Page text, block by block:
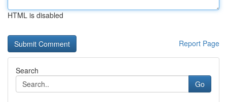
HTML is disabled
Report Page
Search
Go